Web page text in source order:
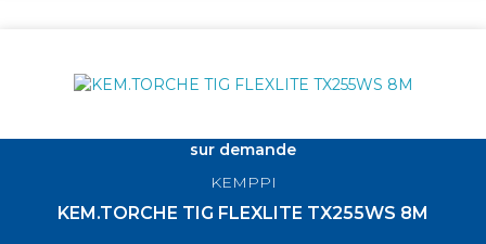
sur demande
KEMPPI
KEM.TORCHE TIG FLEXLITE TX255WS 8M